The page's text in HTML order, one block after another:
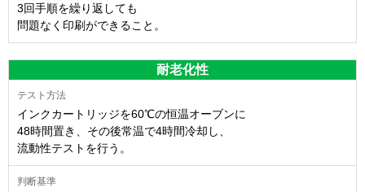
3回手順を繰り返しても
問題なく印刷ができること。
耐老化性
インクカートリッジを60℃の恒温オーブンに
48時間置き、その後常温で4時間冷却し、
流動性テストを行う。